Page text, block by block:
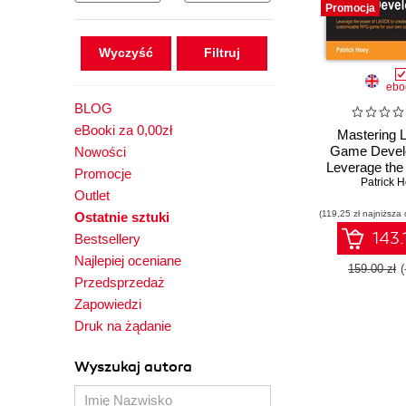
Wyczyść
BLOG
eBooki za 0,00zł
Nowości
Promocje
Outlet
Ostatnie sztuki
Bestsellery
Najlepiej oceniane
Przedsprzedaż
Zapowiedzi
Druk na żądanie
Wyszukaj autora
Promocja
Mastering
Game
Leverage
LibGDX to
game for
Patrick
(119,25 zł
159.00 zł